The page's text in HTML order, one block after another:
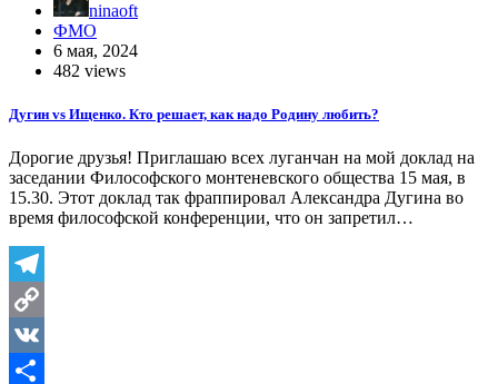
ninaoft
ФМО
6 мая, 2024
482 views
Дугин vs Ищенко. Кто решает, как надо Родину любить?
Дорогие друзья! Приглашаю всех луганчан на мой доклад на
заседании Философского монтеневского общества 15 мая, в
15.30. Этот доклад так фраппировал Александра Дугина во
время философской конференции, что он запретил…
Telegram
Copy
Link
VK